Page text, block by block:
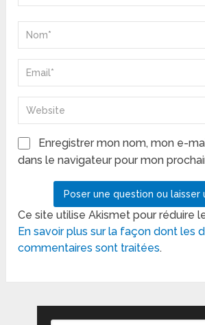
Enregistrer mon nom, mon e-
dans le navigateur pour mon
Ce site utilise Akismet pour réduire
En savoir plus sur la façon dont les
commentaires sont traitées.